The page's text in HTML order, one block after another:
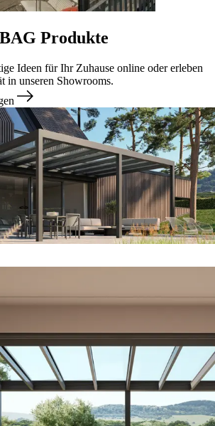
Produkte
Ideen für Ihr Zuhause online oder erleben
in unseren Showrooms.